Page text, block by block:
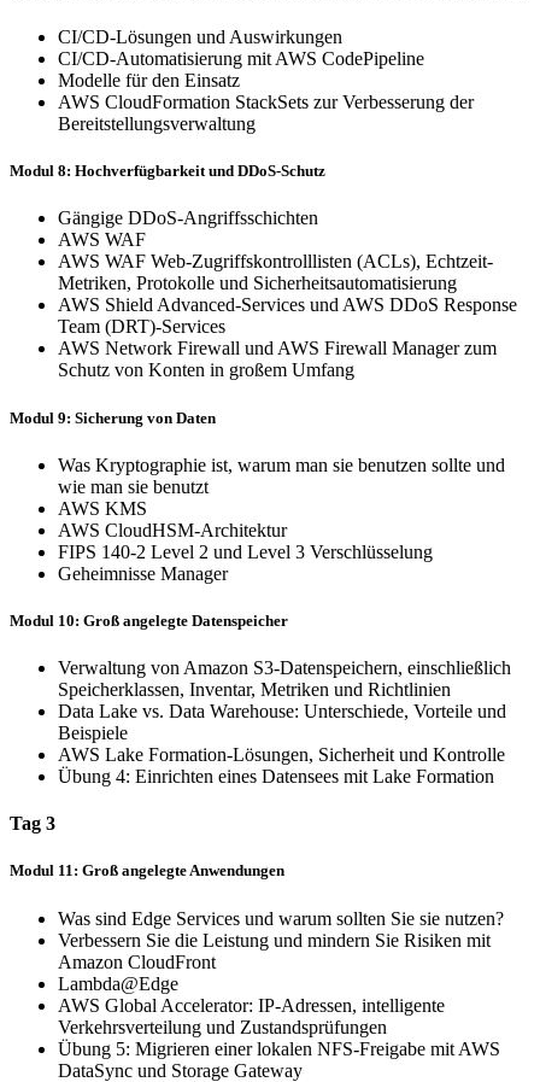
CI/CD-Lösungen und Auswirkungen
CI/CD-Automatisierung mit AWS CodePipeline
Modelle für den Einsatz
AWS CloudFormation StackSets zur Verbesserung der
Bereitstellungsverwaltung
Modul 8: Hochverfügbarkeit und DDoS-Schutz
Gängige DDoS-Angriffsschichten
AWS WAF
AWS WAF Web-Zugriffskontrolllisten (ACLs), Echtzeit-
Metriken, Protokolle und Sicherheitsautomatisierung
AWS Shield Advanced-Services und AWS DDoS Response
Team (DRT)-Services
AWS Network Firewall und AWS Firewall Manager zum
Schutz von Konten in großem Umfang
Modul 9: Sicherung von Daten
Was Kryptographie ist, warum man sie benutzen sollte und
wie man sie benutzt
AWS KMS
AWS CloudHSM-Architektur
FIPS 140-2 Level 2 und Level 3 Verschlüsselung
Geheimnisse Manager
Modul 10: Groß angelegte Datenspeicher
Verwaltung von Amazon S3-Datenspeichern, einschließlich
Speicherklassen, Inventar, Metriken und Richtlinien
Data Lake vs. Data Warehouse: Unterschiede, Vorteile und
Beispiele
AWS Lake Formation-Lösungen, Sicherheit und Kontrolle
Übung 4: Einrichten eines Datensees mit Lake Formation
Tag 3
Modul 11: Groß angelegte Anwendungen
Was sind Edge Services und warum sollten Sie sie nutzen?
Verbessern Sie die Leistung und mindern Sie Risiken mit
Amazon CloudFront
Lambda@Edge
AWS Global Accelerator: IP-Adressen, intelligente
Verkehrsverteilung und Zustandsprüfungen
Übung 5: Migrieren einer lokalen NFS-Freigabe mit AWS
DataSync und Storage Gateway